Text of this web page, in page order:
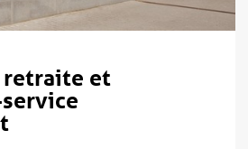
retraite et